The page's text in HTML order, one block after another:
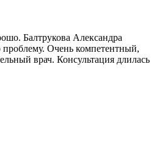
Балтрукова Александра
Очень компетентный,
врач. Консультация длилась